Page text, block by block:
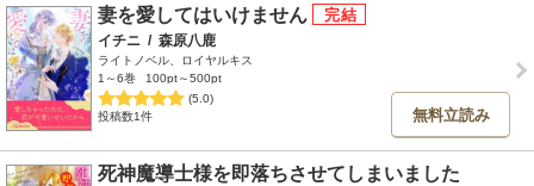
妻を愛してはいけません
イチニ / 森原八鹿
ライトノベル、ロイヤルキス
1～6巻
100pt～500pt
(5.0)
投稿数1件
無料立読み
死神魔導士様を即落ちさせてしまいました